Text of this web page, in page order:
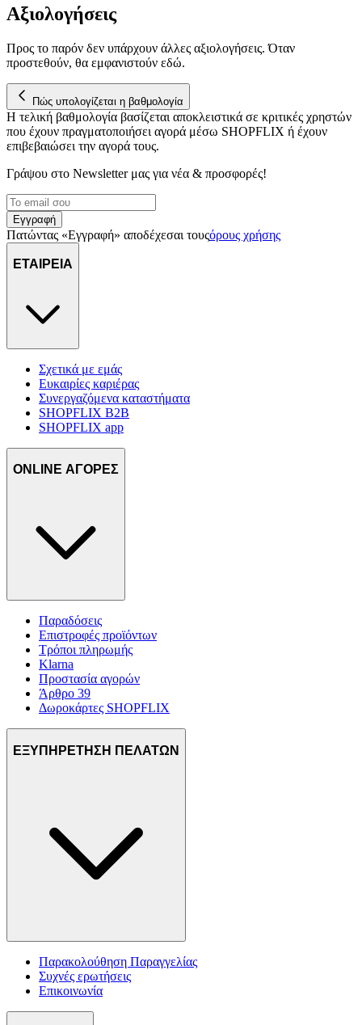
Αξιολογήσεις
Προς το παρόν δεν υπάρχουν άλλες αξιολογήσεις. Όταν
προστεθούν, θα εμφανιστούν εδώ.
Πώς υπολογίζεται η βαθμολογία
Η τελική βαθμολογία βασίζεται αποκλειστικά σε κριτικές χρηστών
που έχουν πραγματοποιήσει αγορά μέσω SHOPFLIX ή έχουν
επιβεβαιώσει την αγορά τους.
Γράψου στο Νewsletter μας για νέα & προσφορές!
Εγγραφή
Πατώντας «Εγγραφή» αποδέχεσαι τουςόρους χρήσης
ΕΤΑΙΡΕΙΑ
Σχετικά με εμάς
Ευκαιρίες καριέρας
Συνεργαζόμενα καταστήματα
SHOPFLIX B2B
SHOPFLIX app
ONLINE ΑΓΟΡΕΣ
Παραδόσεις
Επιστροφές προϊόντων
Τρόποι πληρωμής
Klarna
Προστασία αγορών
Άρθρο 39
Δωροκάρτες SHOPFLIX
ΕΞΥΠΗΡΕΤΗΣΗ ΠΕΛΑΤΩΝ
Παρακολούθηση Παραγγελίας
Συχνές ερωτήσεις
Επικοινωνία